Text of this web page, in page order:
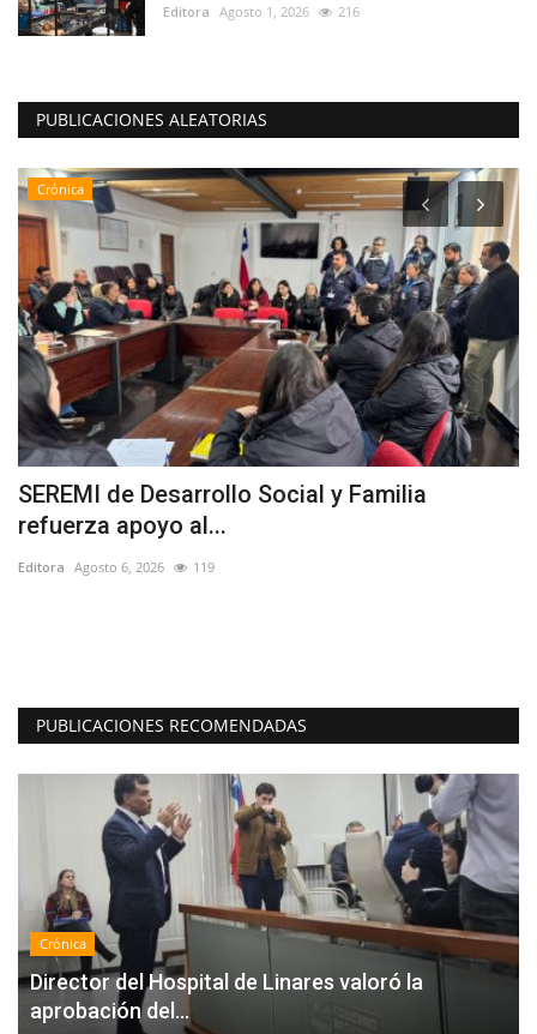
Editora Agosto 1, 2026 216
PUBLICACIONES ALEATORIAS
Crónica
SEREMI de Desarrollo Social y Familia
refuerza apoyo al...
Editora Agosto 6, 2026 119
PUBLICACIONES RECOMENDADAS
Crónica
Director del Hospital de Linares valoró la
aprobación del...